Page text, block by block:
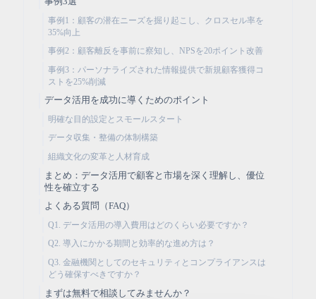
事例1：顧客の潜在ニーズを掘り起こし、クロスセル率を
35%向上
事例2：顧客離反を事前に察知し、NPSを20ポイント改善
事例3：パーソナライズされた情報提供で新規顧客獲得コ
ストを25%削減
データ活用を成功に導くためのポイント
明確な目的設定とスモールスタート
データ収集・整備の体制構築
組織文化の変革と人材育成
まとめ：データ活用で顧客と市場を深く理解し、優位
性を確立する
よくある質問（FAQ）
Q1. データ活用の導入費用はどのくらい必要ですか？
Q2. 導入にかかる期間と効率的な進め方は？
Q3. 金融機関としてのセキュリティとコンプライアンスは
どう確保すべきですか？
まずは無料で相談してみませんか？